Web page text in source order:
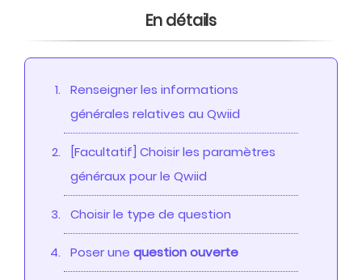
En détails
Renseigner les informations
générales relatives au Qwiid
[Facultatif] Choisir les paramètres
généraux pour le Qwiid
Choisir le type de question
Poser une question ouverte